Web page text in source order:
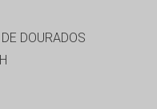
DOURADOS